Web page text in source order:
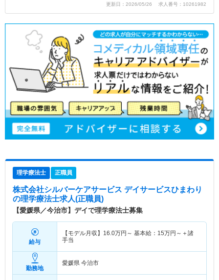
更新日：2026/05/26 求人番号：10261982
理学療法士 正職員
株式会社シルバーケアサービス デイサービスひまわり
の理学療法士求人(正職員)
【愛媛県／今治市】デイで理学療法士募集
給与
【モデル月収】 16.0万円～ 基本給： 15万円～ ＋諸
手当
勤務地
愛媛県 今治市